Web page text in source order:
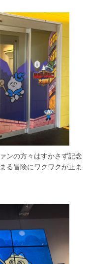
ンの方々はすかさず記念
る冒険にワクワクが止ま